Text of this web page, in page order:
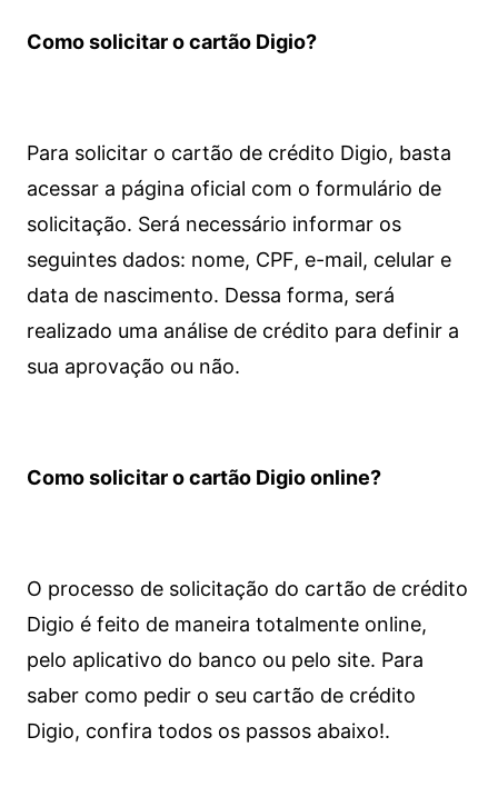
Como solicitar o cartão Digio?
Para solicitar o cartão de crédito Digio, basta
acessar a página oficial com o formulário de
solicitação. Será necessário informar os
seguintes dados: nome, CPF, e-mail, celular e
data de nascimento. Dessa forma, será
realizado uma análise de crédito para definir a
sua aprovação ou não.
Como solicitar o cartão Digio online?
O processo de solicitação do cartão de crédito
Digio é feito de maneira totalmente online,
pelo aplicativo do banco ou pelo site. Para
saber como pedir o seu cartão de crédito
Digio, confira todos os passos abaixo!.